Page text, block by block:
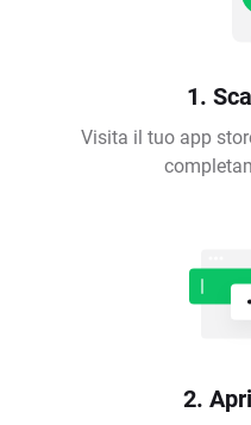
1.
Visita il tuo app
2.